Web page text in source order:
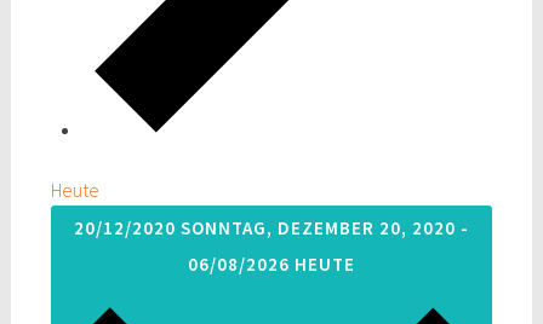
Heute
20/12/2020 SONNTAG, DEZEMBER 20, 2020 -
06/08/2026 HEUTE